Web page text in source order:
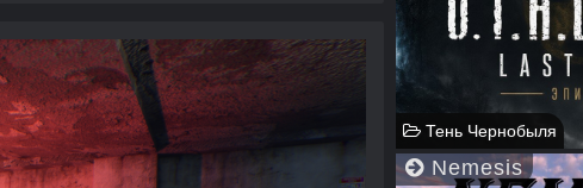
Тень Чернобыля
Nemesis